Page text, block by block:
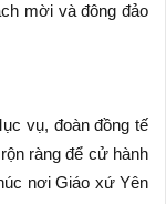
mời và đông đảo
vụ, đoàn đồng tế
ràng để cử hành
nơi Giáo xứ Yên